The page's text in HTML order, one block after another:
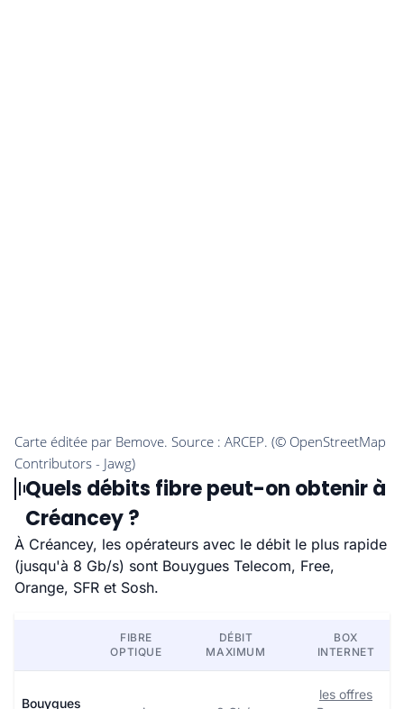
Quels débits fibre peut-on obtenir à
Créancey ?
À Créancey, les opérateurs avec le débit le plus rapide
(jusqu'à 8 Gb/s) sont Bouygues Telecom, Free,
Orange, SFR et Sosh.
FIBRE
OPTIQUE
DÉBIT
MAXIMUM
BOX
INTERNET
Bouygues
les offres